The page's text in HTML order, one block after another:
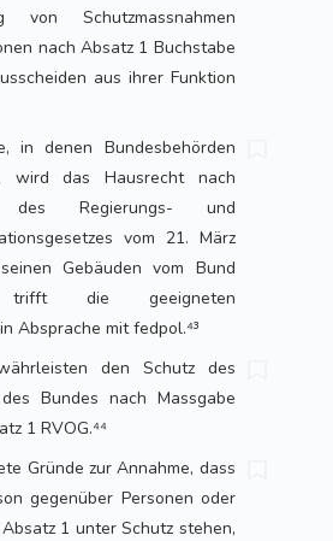
von Schutzmassnahmen
nach Absatz 1 Buchstabe
aus ihrer Funktion
in denen Bundesbehörden
wird das Hausrecht nach
Regierungs- und
vom 21. März
Gebäuden vom Bund
die geeigneten
Absprache mit fedpol.⁴³
den Schutz des
Bundes nach Massgabe
1 RVOG.⁴⁴
Gründe zur Annahme, dass
gegenüber Personen oder
1 unter Schutz stehen,